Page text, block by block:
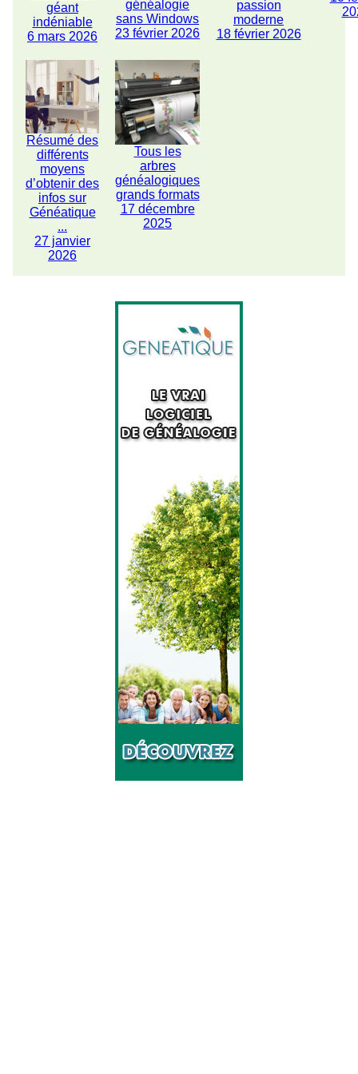
géant
indéniable
6 mars 2026
généalogie
sans Windows
23 février 2026
passion
moderne
18 février 2026
Résumé des
différents
moyens
d’obtenir des
infos sur
Généatique
...
27 janvier
2026
Tous les
arbres
généalogiques
grands formats
17 décembre
2025